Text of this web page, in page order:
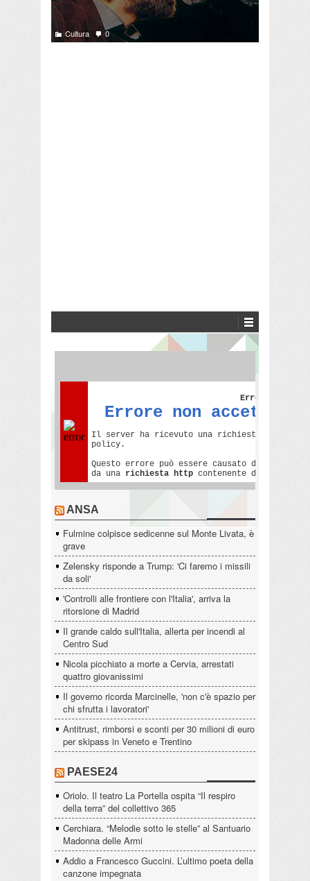
Cultura 0
ANSA
Fulmine colpisce sedicenne sul Monte Livata, è
grave
Zelensky risponde a Trump: 'Ci faremo i missili
da soli'
'Controlli alle frontiere con l'Italia', arriva la
ritorsione di Madrid
Il grande caldo sull'Italia, allerta per incendi al
Centro Sud
Nicola picchiato a morte a Cervia, arrestati
quattro giovanissimi
Il governo ricorda Marcinelle, 'non c'è spazio per
chi sfrutta i lavoratori'
Antitrust, rimborsi e sconti per 30 milioni di euro
per skipass in Veneto e Trentino
PAESE24
Oriolo. Il teatro La Portella ospita “Il respiro
della terra” del collettivo 365
Cerchiara. “Melodie sotto le stelle” al Santuario
Madonna delle Armi
Addio a Francesco Guccini. L’ultimo poeta della
canzone impegnata